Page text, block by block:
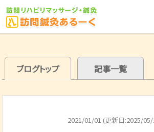
ブログトップ 記事一覧
2021/01/01 (更新日:2025/05/